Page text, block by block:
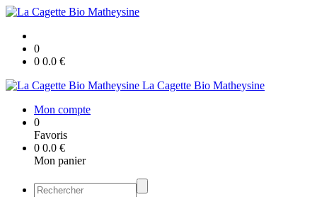
0
0 0.0 €
La Cagette Bio Matheysine
Mon compte
0
Favoris
0 0.0 €
Mon panier